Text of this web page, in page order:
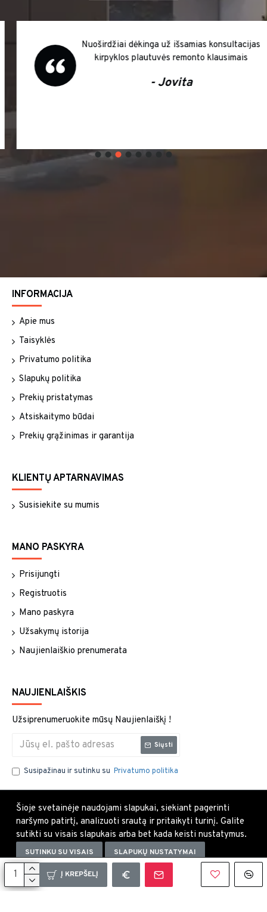
Į KREPŠELĮ
Nuoširdžiai dėkinga už išsamias konsultacijas
kirpyklos plautuvės remonto klausimais
- Jovita
INFORMACIJA
Apie mus
Taisyklės
Privatumo politika
Slapukų politika
Prekių pristatymas
Atsiskaitymo būdai
Prekių grąžinimas ir garantija
KLIENTŲ APTARNAVIMAS
Susisiekite su mumis
MANO PASKYRA
Prisijungti
Registruotis
Mano paskyra
Užsakymų istorija
Naujienlaiškio prenumerata
NAUJIENLAIŠKIS
Užsiprenumeruokite mūsų Naujienlaiškį !
Siųsti
Susipažinau ir sutinku su Privatumo politika
Copyright © 2021, Visos teisės saugomos.
Šioje svetainėje naudojami slapukai, siekiant pagerinti
naršymo patirtį, analizuoti srautą ir pritaikyti turinį. Galite
sutikti su visais slapukais arba bet kada keisti nustatymus.
SUTINKU SU VISAIS SLAPUKŲ NUSTATYMAI
Uždaryti×